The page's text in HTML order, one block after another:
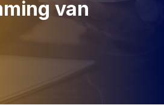
van